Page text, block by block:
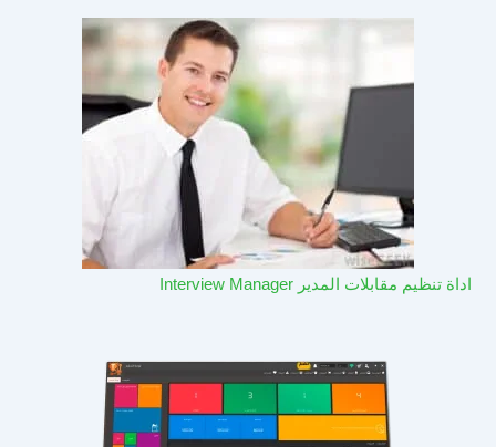
اداة تنظيم مقابلات المدير Interview Manager